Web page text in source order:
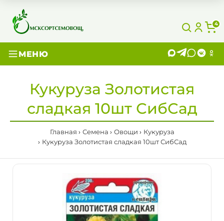
4
МЕНЮ
Кукуруза Золотистая
сладкая 10шт СибСад
Главная Семена Овощи
Кукуруза
Кукуруза Золотистая сладкая 10шт СибСад